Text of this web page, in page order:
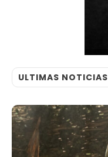
ULTIMAS NOTICIAS